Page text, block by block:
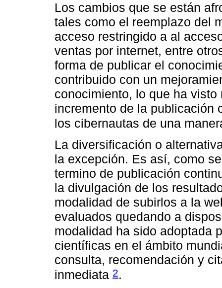
Los cambios que se están
tales como el reemplazo del
acceso restringido a al
ventas por internet, entre
forma de publicar el
contribuido con un
conocimiento, lo que ha
incremento de la publicación
los cibernautas de una
La diversificación o
la excepción. Es así, como
termino de publicación
la divulgación de los
modalidad de subirlos a la
evaluados quedando a
modalidad ha sido adoptada
científicas en el ámbito
consulta, recomendación y
inmediata 2.